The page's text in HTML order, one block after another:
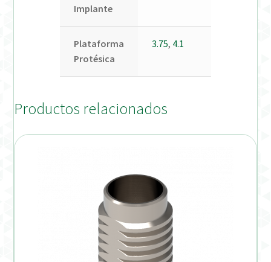
Implante
Plataforma
Protésica
3.75, 4.1
Productos relacionados